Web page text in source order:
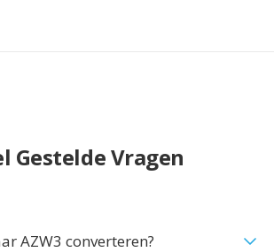
Gestelde Vragen
AZW3 converteren?